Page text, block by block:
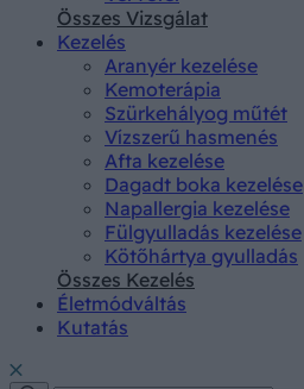
Összes Vizsgálat
Kezelés
Aranyér kezelése
Kemoterápia
Szürkehályog műtét
Vízszerű hasmenés
Afta kezelése
Dagadt boka kezelése
Napallergia kezelése
Fülgyulladás kezelése
Kötőhártya gyulladás
Összes Kezelés
Életmódváltás
Kutatás